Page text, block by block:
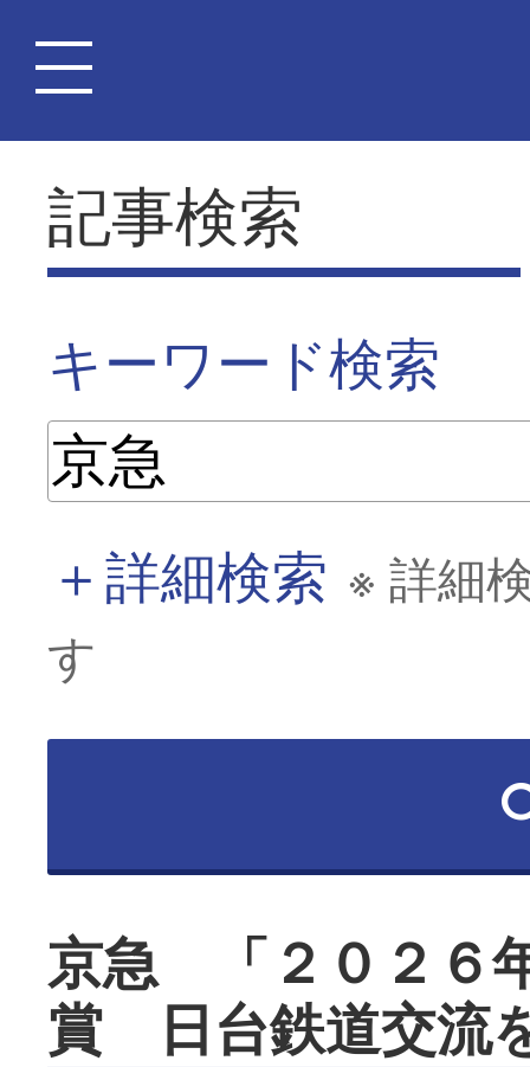
記事検索
キーワード検索
＋詳細検索 ※ 詳細
す
京急 「２０２６
賞 日台鉄道交流